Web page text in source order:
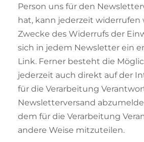
Person uns für den
hat, kann jederzeit widerrufen
Zwecke des Widerrufs der
sich in jedem Newsletter ein
Link. Ferner besteht die
jederzeit auch direkt auf der
für die Verarbeitung
Newsletterversand
dem für die Verarbeitung
andere Weise mitzuteilen.